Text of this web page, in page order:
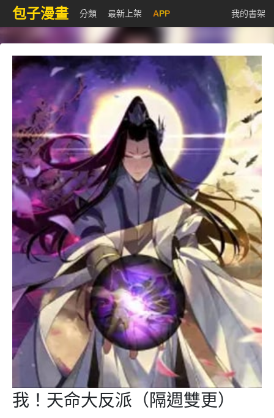
包子漫畫 分類 最新上架 APP 我的書架
我！天命大反派（隔週雙更）